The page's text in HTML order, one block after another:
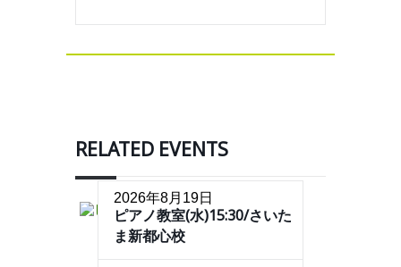
RELATED EVENTS
2026年8月19日
ピアノ教室(水)15:30/さいた
ま新都心校